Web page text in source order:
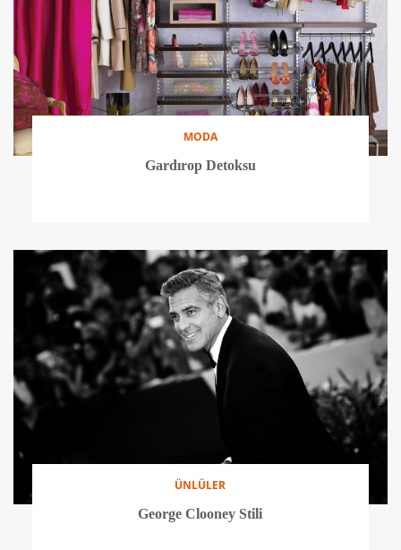
MODA
Gardırop Detoksu
ÜNLÜLER
George Clooney Stili